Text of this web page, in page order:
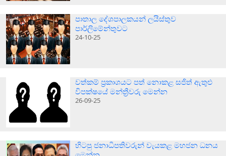
පාතාල දේශපාලකයන් ලයිස්තුව
පාර්ලිමේන්තුවට
24-10-25
වත්කම් ප්‍රකාශයට පත් නොකළ සජිත් ඇතුළු
විපක්ෂයේ මන්ත්‍රීවරු මෙන්න
26-09-25
හිටපු ජනාධිපතිවරුන් වැයකළ මහජන ධනය